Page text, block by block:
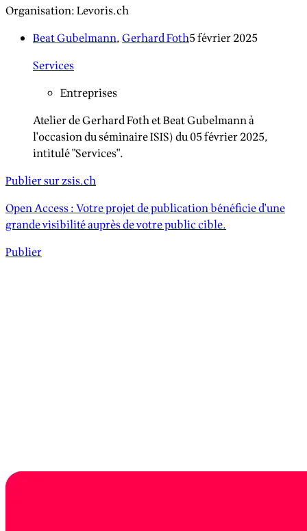
Organisation:Levoris.ch
Beat Gubelmann,Gerhard Foth5 février 2025
Services
Entreprises
Atelier de Gerhard Foth et Beat Gubelmann à
l'occasion du séminaire ISIS) du 05 février 2025,
intitulé "Services".
Publier sur zsis.ch
Open Access : Votre projet de publication bénéficie d'une
grande visibilité auprès de votre public cible.
Publier